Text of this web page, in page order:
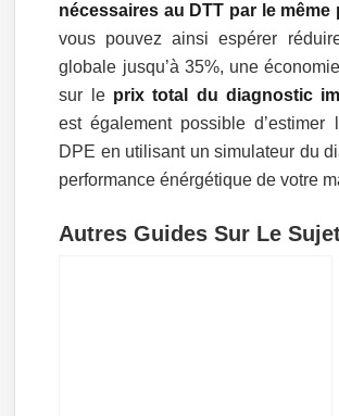
nécessaires au DTT par le même
vous pouvez ainsi espérer
globale jusqu’à 35%, une
sur le prix total du diagnostic
est également possible d’estimer
DPE en utilisant un simulateur du
performance énérgétique de votre
Autres Guides Sur Le